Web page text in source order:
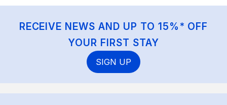
RECEIVE NEWS AND UP TO 15%* OFF
YOUR FIRST STAY
SIGN UP